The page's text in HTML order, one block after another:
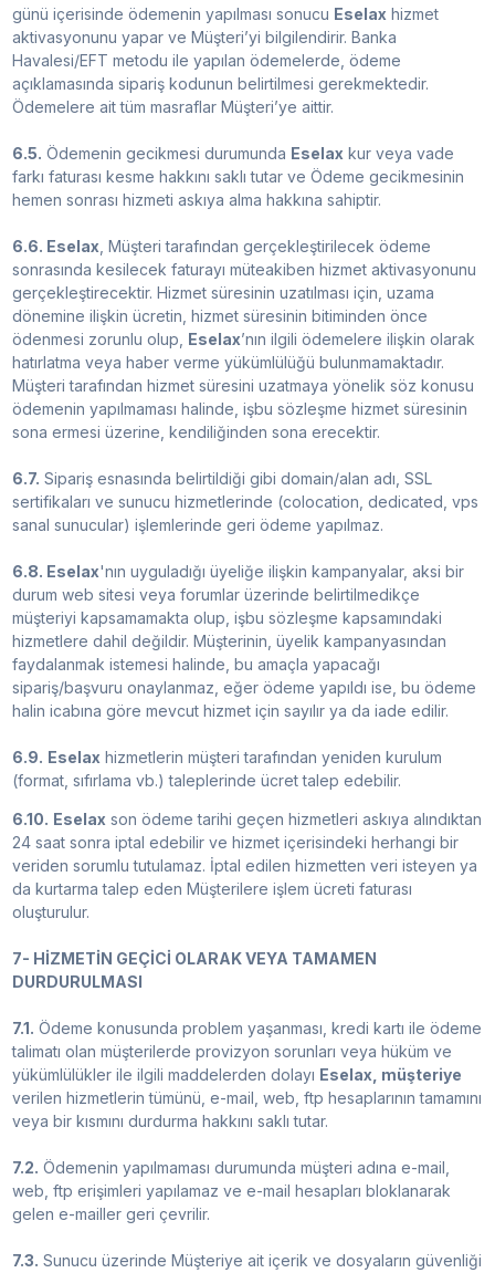
günü içerisinde ödemenin yapılması sonucu Eselax hizmet
aktivasyonunu yapar ve Müşteri’yi bilgilendirir. Banka
Havalesi/EFT metodu ile yapılan ödemelerde, ödeme
açıklamasında sipariş kodunun belirtilmesi gerekmektedir.
Ödemelere ait tüm masraflar Müşteri’ye aittir.
6.5. Ödemenin gecikmesi durumunda Eselax kur veya vade
farkı faturası kesme hakkını saklı tutar ve Ödeme gecikmesinin
hemen sonrası hizmeti askıya alma hakkına sahiptir.
6.6. Eselax , Müşteri tarafından gerçekleştirilecek ödeme
sonrasında kesilecek faturayı müteakiben hizmet aktivasyonunu
gerçekleştirecektir. Hizmet süresinin uzatılması için, uzama
dönemine ilişkin ücretin, hizmet süresinin bitiminden önce
ödenmesi zorunlu olup, Eselax’nın ilgili ödemelere ilişkin olarak
hatırlatma veya haber verme yükümlülüğü bulunmamaktadır.
Müşteri tarafından hizmet süresini uzatmaya yönelik söz konusu
ödemenin yapılmaması halinde, işbu sözleşme hizmet süresinin
sona ermesi üzerine, kendiliğinden sona erecektir.
6.7. Sipariş esnasında belirtildiği gibi domain/alan adı, SSL
sertifikaları ve sunucu hizmetlerinde (colocation, dedicated, vps
sanal sunucular) işlemlerinde geri ödeme yapılmaz.
6.8. Eselax'nın uyguladığı üyeliğe ilişkin kampanyalar, aksi bir
durum web sitesi veya forumlar üzerinde belirtilmedikçe
müşteriyi kapsamamakta olup, işbu sözleşme kapsamındaki
hizmetlere dahil değildir. Müşterinin, üyelik kampanyasından
faydalanmak istemesi halinde, bu amaçla yapacağı
sipariş/başvuru onaylanmaz, eğer ödeme yapıldı ise, bu ödeme
halin icabına göre mevcut hizmet için sayılır ya da iade edilir.
6.9. Eselax hizmetlerin müşteri tarafından yeniden kurulum
(format, sıfırlama vb.) taleplerinde ücret talep edebilir.
6.10. Eselax son ödeme tarihi geçen hizmetleri askıya alındıktan
24 saat sonra iptal edebilir ve hizmet içerisindeki herhangi bir
veriden sorumlu tutulamaz. İptal edilen hizmetten veri isteyen ya
da kurtarma talep eden Müşterilere işlem ücreti faturası
oluşturulur.
7- HİZMETİN GEÇİCİ OLARAK VEYA TAMAMEN
DURDURULMASI
7.1. Ödeme konusunda problem yaşanması, kredi kartı ile ödeme
talimatı olan müşterilerde provizyon sorunları veya hüküm ve
yükümlülükler ile ilgili maddelerden dolayı Eselax, müşteriye
verilen hizmetlerin tümünü, e-mail, web, ftp hesaplarının tamamını
veya bir kısmını durdurma hakkını saklı tutar.
7.2. Ödemenin yapılmaması durumunda müşteri adına e-mail,
web, ftp erişimleri yapılamaz ve e-mail hesapları bloklanarak
gelen e-mailler geri çevrilir.
7.3. Sunucu üzerinde Müşteriye ait içerik ve dosyaların güvenliği